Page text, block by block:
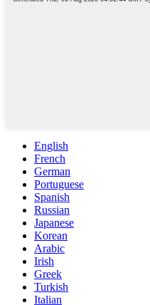
English
French
German
Portuguese
Spanish
Russian
Japanese
Korean
Arabic
Irish
Greek
Turkish
Italian